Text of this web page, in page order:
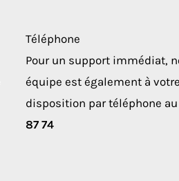
Téléphone
Pour un support immédiat,
équipe est également à votre
disposition par téléphone
87 74